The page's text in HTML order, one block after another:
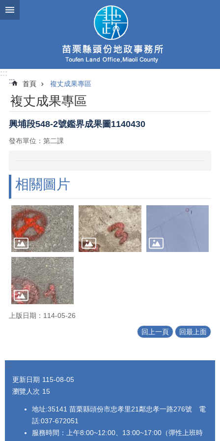
跳到主要內容區塊
:::
:::
首頁 複丈成果專區
複丈成果專區
興埔段548-2號鑑界成果圖1140430
發布單位：第二課
相關圖片
上版日期：114-05-26
回上一頁 回最上面
:::
更新日期 115-08-05
瀏覽人次 15
地址:35141 苗栗縣頭份市忠孝里21鄰忠孝一路276號 電
話:037-672051
服務時間：上午8:00~12:00、13:00~17:00（彈性上班時